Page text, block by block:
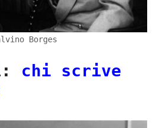
Borges
chi scrive